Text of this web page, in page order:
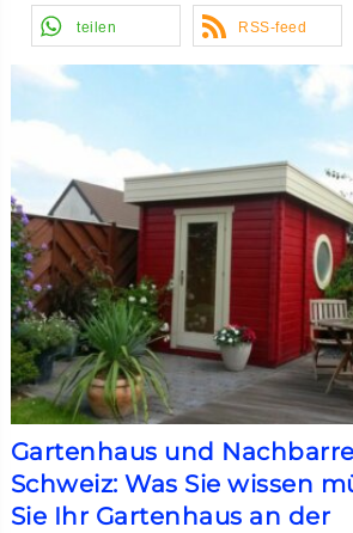
teilen RSS-feed
Gartenhaus und
Schweiz: Was Sie wissen
Sie Ihr Gartenhaus an der